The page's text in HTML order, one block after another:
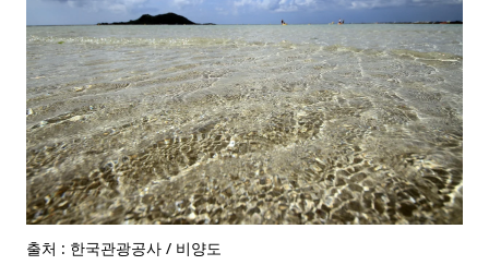
출처 : 한국관광공사 / 비양도